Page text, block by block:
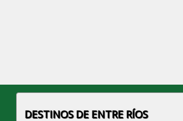
DESTINOS DE ENTRE RÍOS